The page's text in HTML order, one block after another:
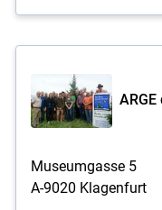
Museumgasse 5
A-9020 Klagenfurt